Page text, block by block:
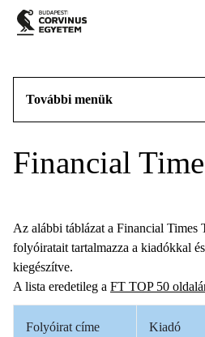
További menük
Financial
Az alábbi táblázat a Financial Times
folyóiratait tartalmazza a kiadókkal
kiegészítve.
A lista eredetileg a FT TOP 50
Folyóirat címe Kiadó